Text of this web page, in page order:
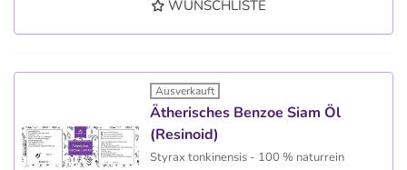
WUNSCHLISTE
Ausverkauft
Ätherisches Benzoe Siam Öl
(Resinoid)
Styrax tonkinensis - 100 % naturrein